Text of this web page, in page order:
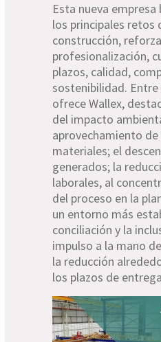
Esta nueva
los principales retos
construcción,
profesionalización,
plazos, calidad,
sostenibilidad.
ofrece Wallex,
del impacto
aprovechamiento
materiales; el
generados; la
laborales, al
del proceso en la
un entorno más
conciliación y la
impulso a la mano
la reducción
los plazos de